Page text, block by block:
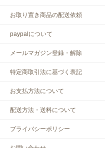
お取り置き商品の配送依頼
paypalについて
メールマガジン登録・解除
特定商取引法に基づく表記
お支払方法について
配送方法・送料について
プライバシーポリシー